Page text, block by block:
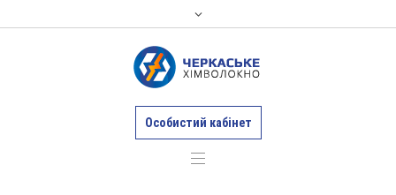
Особистий кабінет